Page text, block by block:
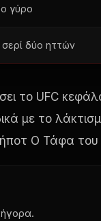
γύρο
δύο ηττών
το UFC
με το
Ο Τάφα